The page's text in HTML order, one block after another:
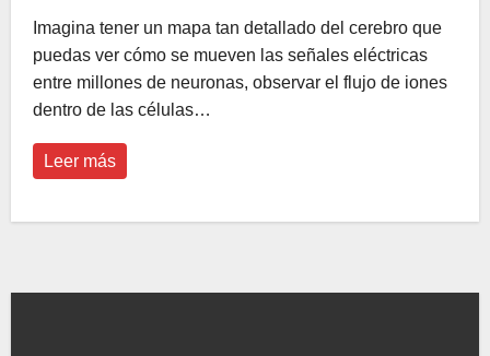
Imagina tener un mapa tan detallado del cerebro que
puedas ver cómo se mueven las señales eléctricas
entre millones de neuronas, observar el flujo de iones
dentro de las células…
Leer más